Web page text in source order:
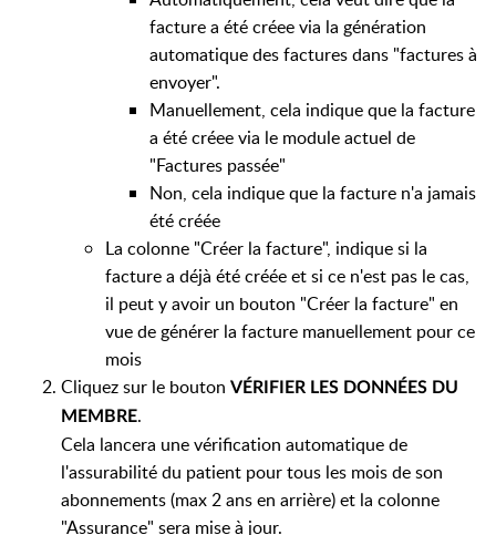
facture a été créee via la génération
automatique des factures dans "factures à
envoyer".
Manuellement, cela indique que la facture
a été créee via le module actuel de
"Factures passée"
Non, cela indique que la facture n'a jamais
été créée
La colonne "Créer la facture", indique si la
facture a déjà été créée et si ce n'est pas le cas,
il peut y avoir un bouton "Créer la facture" en
vue de générer la facture manuellement pour ce
mois
Cliquez sur le bouton VÉRIFIER LES DONNÉES DU
MEMBRE.
Cela lancera une vérification automatique de
l'assurabilité du patient pour tous les mois de son
abonnements (max 2 ans en arrière) et la colonne
"Assurance" sera mise à jour.